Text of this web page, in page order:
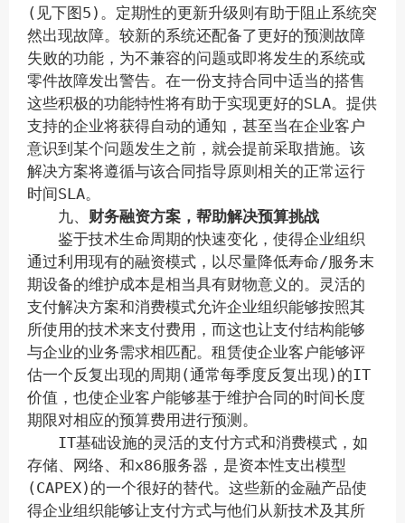
(见下图5)。定期性的更新升级则有助于阻止系统突
然出现故障。较新的系统还配备了更好的预测故障
失败的功能，为不兼容的问题或即将发生的系统或
零件故障发出警告。在一份支持合同中适当的搭售
这些积极的功能特性将有助于实现更好的SLA。提供
支持的企业将获得自动的通知，甚至当在企业客户
意识到某个问题发生之前，就会提前采取措施。该
解决方案将遵循与该合同指导原则相关的正常运行
时间SLA。
九、 财务融资方案，帮助解决预算挑战
鉴于技术生命周期的快速变化，使得企业组织
通过利用现有的融资模式，以尽量降低寿命/服务末
期设备的维护成本是相当具有财物意义的。灵活的
支付解决方案和消费模式允许企业组织能够按照其
所使用的技术来支付费用，而这也让支付结构能够
与企业的业务需求相匹配。租赁使企业客户能够评
估一个反复出现的周期(通常每季度反复出现)的IT
价值，也使企业客户能够基于维护合同的时间长度
期限对相应的预算费用进行预测。
IT基础设施的灵活的支付方式和消费模式，如
存储、网络、和x86服务器，是资本性支出模型
(CAPEX)的一个很好的替代。这些新的金融产品使
得企业组织能够让支付方式与他们从新技术及其所